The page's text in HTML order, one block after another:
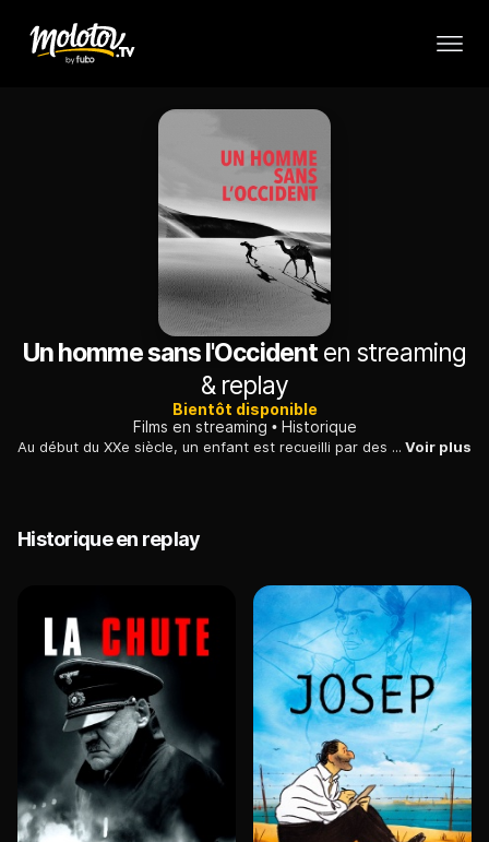
Un homme sans l'Occidenten streaming
& replay
Bientôt disponible
Films en streaming
Historique
Au début du XXe siècle, un enfant est recueilli par des chasseurs. Il grandit, devient berger et pillard au gré des rencontres qu'il fait dans le désert. Voir plus
Historique en replay